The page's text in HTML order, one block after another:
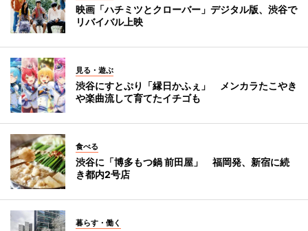
映画「ハチミツとクローバー」デジタル版、渋谷で
リバイバル上映
見る・遊ぶ
渋谷にすとぷり「縁日かふぇ」 メンカラたこやき
や楽曲流して育てたイチゴも
食べる
渋谷に「博多もつ鍋 前田屋」 福岡発、新宿に続
き都内2号店
暮らす・働く